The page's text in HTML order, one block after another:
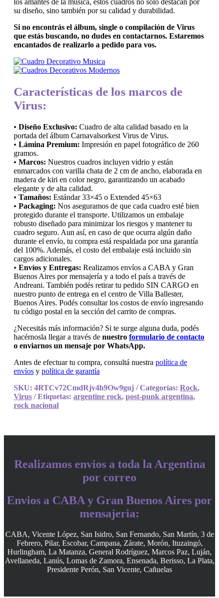
los amantes de la música, estos cuadros no solo destacan por
su diseño, sino también por su calidad y durabilidad.
Si no encontrás el álbum, single o compilación de Virus
que estás buscando, no dudes en contactarnos. Estaremos
encantados de realizarlo a pedido para vos.
Características de los marcos de
Virus:
• Diseño Exclusivo: Cuadro de alta calidad basado en la
portada del álbum Carnavalsorkest Virus de Virus.
• Lámina Premium: Impresión en papel fotográfico de 260
gramos.
• Marcos: Nuestros cuadros incluyen vidrio y están
enmarcados con varilla chata de 2 cm de ancho, elaborada en
madera de kiri en color negro, garantizando un acabado
elegante y de alta calidad.
• Tamaños: Estándar 33×45 o Extended 45×63
• Packaging: Nos aseguramos de que cada cuadro esté bien
protegido durante el transporte. Utilizamos un embalaje
robusto diseñado para minimizar los riesgos y mantener tu
cuadro seguro. Aun así, en caso de que ocurra algún daño
durante el envío, tu compra está respaldada por una garantía
del 100%. Además, el costo del embalaje está incluido sin
cargos adicionales.
• Envíos y Entregas: Realizamos envíos a CABA y Gran
Buenos Aires por mensajería y a todo el país a través de
Andreani. También podés retirar tu pedido SIN CARGO en
nuestro punto de entrega en el centro de Villa Ballester,
Buenos Aires. Podés consultar los costos de envío ingresando
tu código postal en la sección del carrito de compras.
¿Necesitás más información? Si te surge alguna duda, podés
hacérnosla llegar a través de nuestro formulario de contacto
o enviarnos un mensaje por WhatsApp.
Antes de efectuar tu compra, consultá nuestra política de
envíos y política de garantía
SKU: 4RTCv72CmdRjv4h9Ow9guj Categorías: Rock,
Virus
Etiquetas: argentine rock, post-punk argentina,
rock nacional
Realizamos envios a toda la Argentina
por correo
Envios a CABA y Gran Buenos Aires por
mensajeria:
CABA, Vicente López, San Isidro, San Fernando, San Martín, 3 de
Febrero, Pilar, Escobar, Campana, Zárate, Morón, Ituzaingó,
Hurlingham, La Matanza, General Rodríguez, Marcos Paz, Luján,
Avellaneda, Lanús, Lomas de Zamora, Ensenada, Berisso, La Plata,
Presidente Perón, San Vicente, Cañuelas